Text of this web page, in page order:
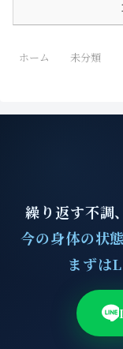
ホーム 未分類
繰り返す不調
今の身体の状
まずは